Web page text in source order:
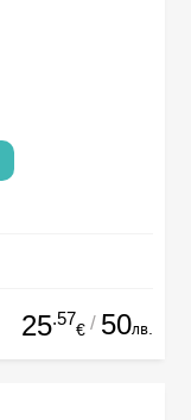
25.57
€ / 50лв.